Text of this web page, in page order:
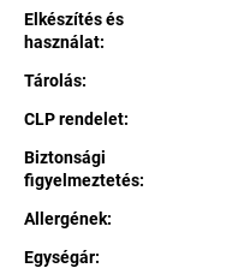
Elkészítés és
használat:
Tárolás:
CLP rendelet:
Biztonsági
figyelmeztetés:
Allergének:
Egységár: